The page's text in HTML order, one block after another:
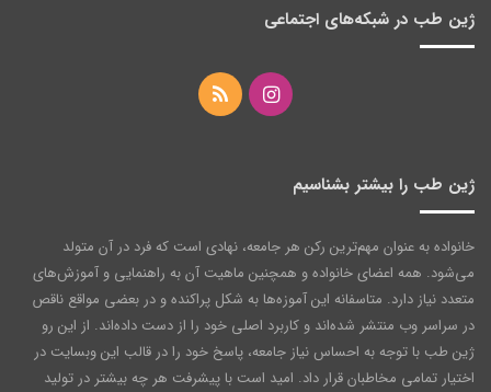
ژین طب در شبکه‌های اجتماعی
اینستاگرامخوراک
ژین طب را بیشتر بشناسیم
خانواده به عنوان مهم‌ترین رکن هر جامعه‌، نهادی است که فرد در آن متولد
می‌شود. همه اعضای خانواده و همچنین ماهیت آن به راهنمایی و آموزش‌های
متعدد نیاز دارد. متاسفانه این آموزه‌ها به شکل پراکنده و در بعضی مواقع ناقص
در سراسر وب منتشر شده‌اند و کاربرد اصلی خود را از دست داده‌اند. از این رو
ژین طب با توجه به احساس نیاز جامعه، پاسخ خود را در قالب این وبسایت در
اختیار تمامی مخاطبان قرار داد. امید است با پیشرفت هر چه بیشتر در تولید